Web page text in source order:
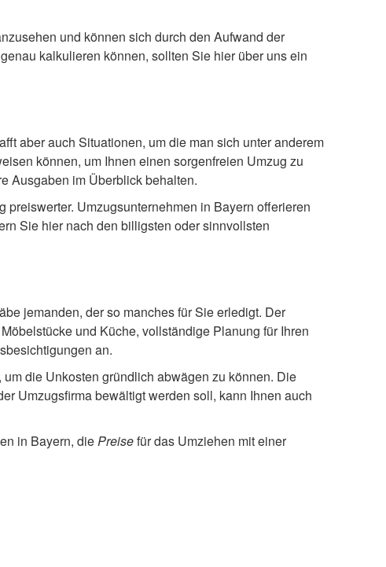
und können sich durch den Aufwand der
genau kalkulieren können, sollten Sie hier über uns ein
aber auch Situationen, um die man sich unter anderem
können, um Ihnen einen sorgenfreien Umzug zu
Ausgaben im Überblick behalten.
Umzugsunternehmen in Bayern offerieren
Sie hier nach den billigsten oder sinnvollsten
jemanden, der so manches für Sie erledigt. Der
und Küche, vollständige Planung für Ihren
an.
die Unkosten gründlich abwägen zu können. Die
Umzugsfirma bewältigt werden soll, kann Ihnen auch
in Bayern, diePreisefür das Umziehen mit einer